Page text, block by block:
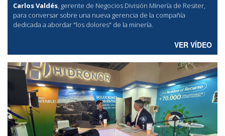
Carlos Valdés, gerente de Negocios División Minería de Resiter,
para conversar sobre una nueva gerencia de la compañía
dedicada a abordar "los dolores" de la minería.
VER VÍDEO